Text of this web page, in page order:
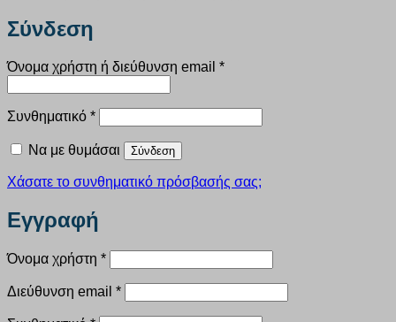
Σύνδεση
Όνομα χρήστη ή διεύθυνση email *Απαιτείται
Συνθηματικό *Απαιτείται
Να με θυμάσαι Σύνδεση
Χάσατε το συνθηματικό πρόσβασής σας;
Εγγραφή
Όνομα χρήστη *Απαιτείται
Διεύθυνση email *Απαιτείται